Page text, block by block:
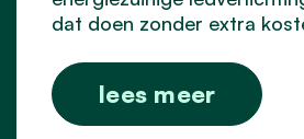
dat doen zonder extra
lees meer